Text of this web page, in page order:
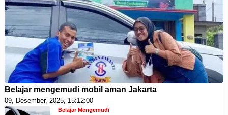
Belajar mengemudi mobil aman Jakarta
09, Desember, 2025, 15:12:00
Belajar Mengemudi